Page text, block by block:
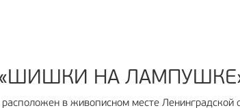
НА
в живописном месте Ленинградской